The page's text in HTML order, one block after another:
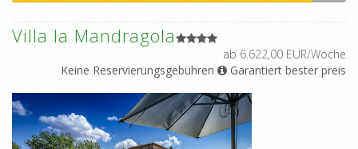
Villa la Mandragola
ab 6.622,00 EUR/Woche
Keine Reservierungsgebühren
Garantiert bester preis